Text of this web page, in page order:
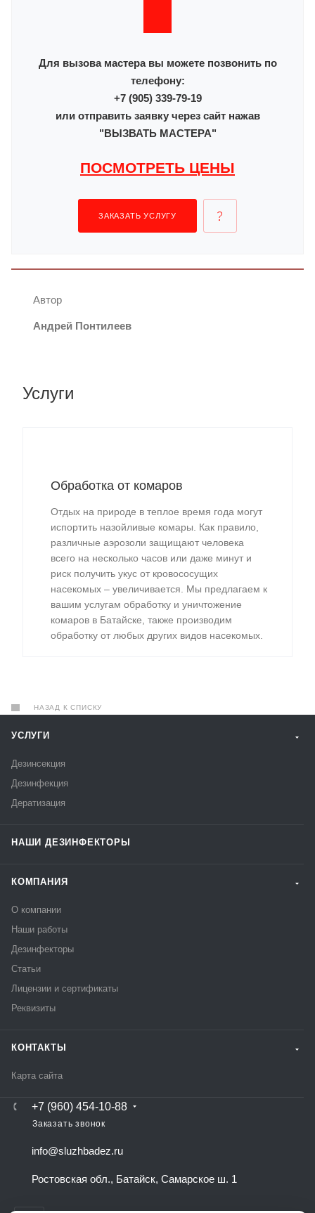
Для вызова мастера вы можете позвонить по
телефону:
+7 (905) 339-79-19
или отправить заявку через сайт нажав
"ВЫЗВАТЬ МАСТЕРА"
ПОСМОТРЕТЬ ЦЕНЫ
ЗАКАЗАТЬ УСЛУГУ
Автор
Андрей Понтилеев
Услуги
Обработка от комаров
Отдых на природе в теплое время года могут
испортить назойливые комары. Как правило,
различные аэрозоли защищают человека
всего на несколько часов или даже минут и
риск получить укус от кровососущих
насекомых – увеличивается. Мы предлагаем к
вашим услугам обработку и уничтожение
комаров в Батайске, также производим
обработку от любых других видов насекомых.
НАЗАД К СПИСКУ
УСЛУГИ
Дезинсекция
Дезинфекция
Дератизация
НАШИ ДЕЗИНФЕКТОРЫ
КОМПАНИЯ
О компании
Наши работы
Дезинфекторы
Статьи
Лицензии и сертификаты
Реквизиты
КОНТАКТЫ
Карта сайта
+7 (960) 454-10-88
Заказать звонок
info@sluzhbadez.ru
Ростовская обл., Батайск, Самарское ш. 1